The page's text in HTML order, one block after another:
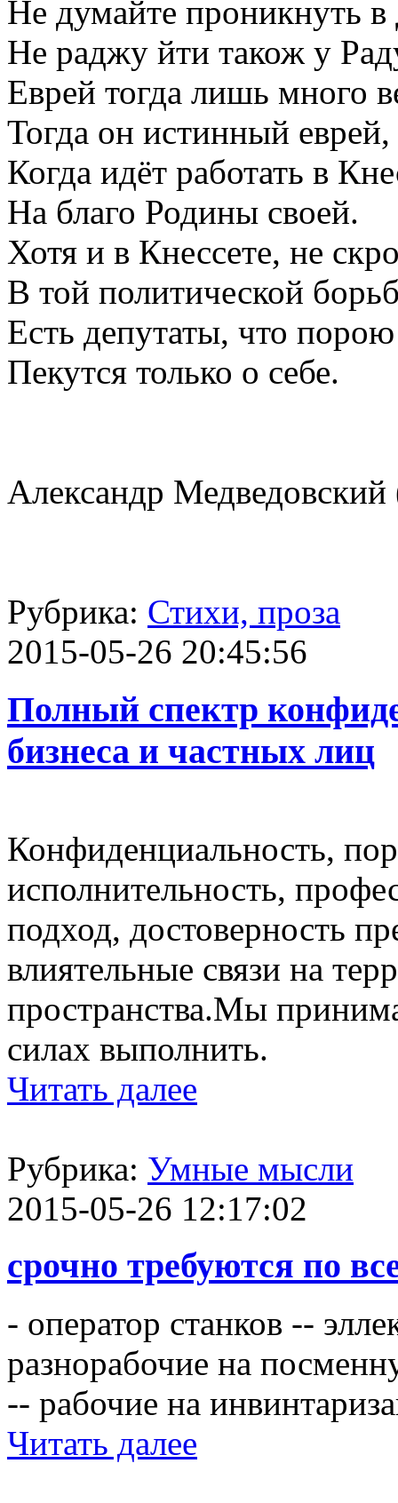
Не думайте проникнуть
Не раджу йти також у
Еврей тогда лишь много
Тогда он истинный еврей,
Когда идёт работать в
На благо Родины своей.
Хотя и в Кнессете, не
В той политической
Есть депутаты, что порою
Пекутся только о себе.
Александр
Рубрика: Стихи, проза
2015-05-26 20:45:56
Полный спектр
бизнеса и частных лиц
Конфиденциальность,
исполнительность,
подход, достоверность
влиятельные связи на
пространства.Мы
силах выполнить.
Читать далее
Рубрика: Умные мысли
2015-05-26 12:17:02
срочно требуются по
- оператор станков --
разнорабочие на
-- рабочие на
Читать далее